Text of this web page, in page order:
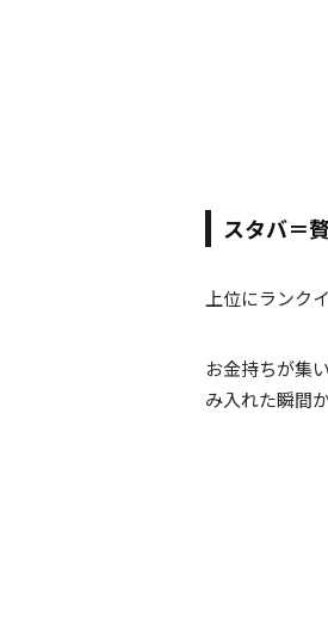
スタバ＝
上位にランク
お金持ちが集
み入れた瞬間